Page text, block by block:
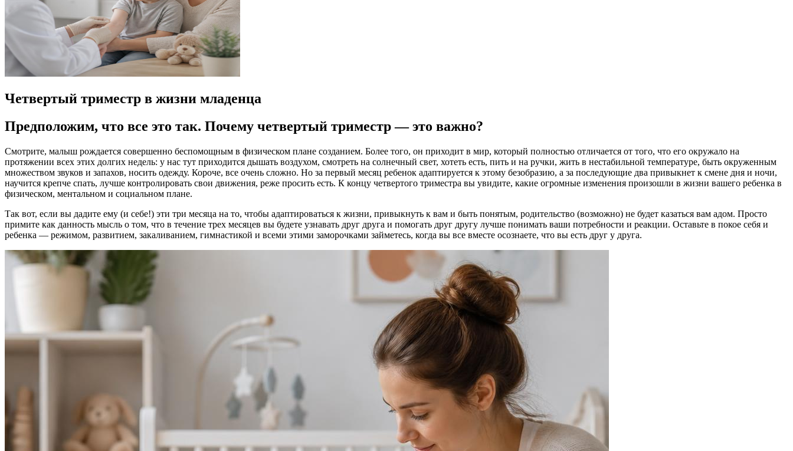
Четвертый триместр в жизни младенца
Предположим, что все это так. Почему четвертый триместр — это важно?
Смотрите, малыш рождается совершенно беспомощным в физическом плане созданием. Более того, он приходит в мир, который полностью отличается от того, что его окружало на
протяжении всех этих долгих недель: у нас тут приходится дышать воздухом, смотреть на солнечный свет, хотеть есть, пить и на ручки, жить в нестабильной температуре, быть окруженным
множеством звуков и запахов, носить одежду. Короче, все очень сложно. Но за первый месяц ребенок адаптируется к этому безобразию, а за последующие два привыкнет к смене дня и ночи,
научится крепче спать, лучше контролировать свои движения, реже просить есть. К концу четвертого триместра вы увидите, какие огромные изменения произошли в жизни вашего ребенка в
физическом, ментальном и социальном плане.
Так вот, если вы дадите ему (и себе!) эти три месяца на то, чтобы адаптироваться к жизни, привыкнуть к вам и быть понятым, родительство (возможно) не будет казаться вам адом. Просто
примите как данность мысль о том, что в течение трех месяцев вы будете узнавать друг друга и помогать друг другу лучше понимать ваши потребности и реакции. Оставьте в покое себя и
ребенка — режимом, развитием, закаливанием, гимнастикой и всеми этими заморочками займетесь, когда вы все вместе осознаете, что вы есть друг у друга.